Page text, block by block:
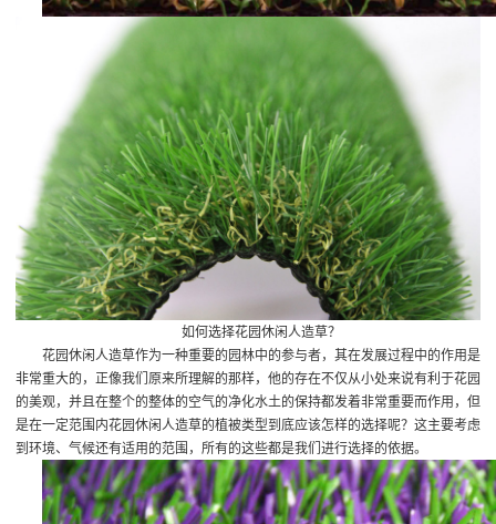
如何选择花园休闲人造草？
花园休闲人造草作为一种重要的园林中的参与者，其在发展过程中的作用是
非常重大的，正像我们原来所理解的那样，他的存在不仅从小处来说有利于花园
的美观，并且在整个的整体的空气的净化水土的保持都发着非常重要而作用，但
是在一定范围内花园休闲人造草的植被类型到底应该怎样的选择呢？这主要考虑
到环境、气候还有适用的范围，所有的这些都是我们进行选择的依据。